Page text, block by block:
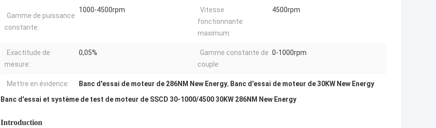
Gamme de puissance
constante:
1000-4500rpm
Vitesse
fonctionnante
maximum:
4500rpm
Exactitude de
mesure:
0,05%
Gamme constante de
couple:
0-1000rpm
Mettre en évidence: Banc d'essai de moteur de 286NM New Energy, Banc d'essai de moteur de 30KW New Energy
Banc d'essai et système de test de moteur de SSCD 30-1000/4500 30KW 286NM New Energy
Introduction